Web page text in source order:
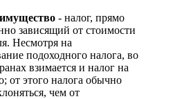
- налог, прямо
зависящий от стоимости
Несмотря на
подоходного налога, во
взимается и налог на
от этого налога обычно
чем от